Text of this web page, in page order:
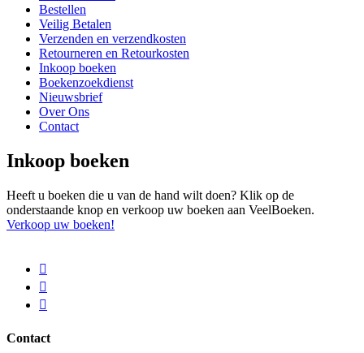
Bestellen
Veilig Betalen
Verzenden en verzendkosten
Retourneren en Retourkosten
Inkoop boeken
Boekenzoekdienst
Nieuwsbrief
Over Ons
Contact
Inkoop boeken
Heeft u boeken die u van de hand wilt doen? Klik op de
onderstaande knop en verkoop uw boeken aan VeelBoeken.
Verkoop uw boeken!
Contact